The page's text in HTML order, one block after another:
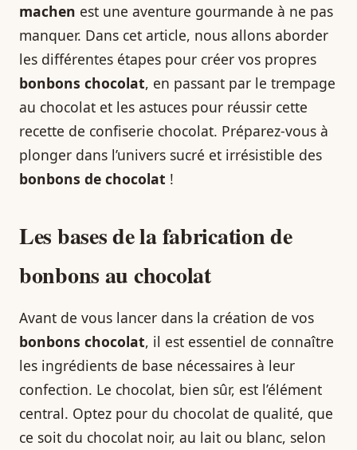
machen est une aventure gourmande à ne pas
manquer. Dans cet article, nous allons aborder
les différentes étapes pour créer vos propres
bonbons chocolat, en passant par le trempage
au chocolat et les astuces pour réussir cette
recette de confiserie chocolat. Préparez-vous à
plonger dans l’univers sucré et irrésistible des
bonbons de chocolat !
Les bases de la fabrication de
bonbons au chocolat
Avant de vous lancer dans la création de vos
bonbons chocolat, il est essentiel de connaître
les ingrédients de base nécessaires à leur
confection. Le chocolat, bien sûr, est l’élément
central. Optez pour du chocolat de qualité, que
ce soit du chocolat noir, au lait ou blanc, selon